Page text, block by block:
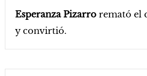
Esperanza Pizarro remató el
y convirtió.